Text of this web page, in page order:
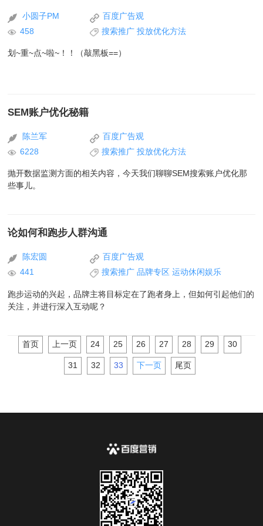
小圆子PM
百度广告观
458
搜索推广 投放优化方法
划~重~点~啦~！！（敲黑板==）
SEM账户优化秘籍
陈兰军
百度广告观
6228
搜索推广 投放优化方法
抛开数据监测方面的相关内容，今天我们聊聊SEM搜索账户优化那
些事儿。
论如何和跑步人群沟通
陈宏圆
百度广告观
441
搜索推广 品牌专区 运动休闲娱乐
跑步运动的兴起，品牌主将目标定在了跑者身上，但如何引起他们的
关注，并进行深入互动呢？
首页 上一页 24 25 26 27 28 29 30
31 32 33 下一页 尾页